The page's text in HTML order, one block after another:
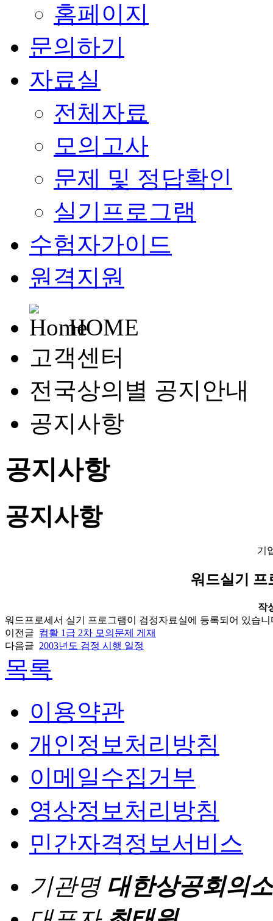
홈페이지
문의하기
자료실
전체자료
모의고사
문제 및 정답확인
실기프로그램
수험자가이드
원격지원
HOME
고객센터
전국상의별 공지안내
공지사항
공지사항
공지사항
기
워드실기 프
작
워드프로세서 실기 프로그램이 검정자료실에 등록되어 있습
이전글 컴활 1급 2차 모의문제 게재
다음글 2003년도 검정 시행 일정
목록
이용약관
개인정보처리방침
이메일수집거부
영상정보처리방침
민간자격정보서비스
기관명 대한상공회의소